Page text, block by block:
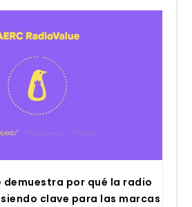
demues­tra por qué la radio
cla­ve para las mar­cas